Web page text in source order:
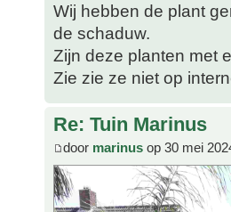
Wij hebben de plant
de schaduw.
Zijn deze planten met
Zie zie ze niet op
Re: Tuin Marinus
door marinus op 30 mei